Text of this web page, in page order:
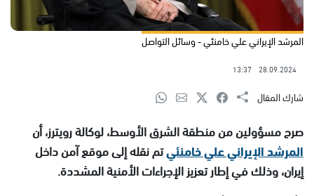
المرشد الإيراني علي خامنئي - وسائل التواصل
28.09.2024
13:37
شارك المقال
صرح مسؤولين من منطقة الشرق الأوسط، لوكالة رويترز، أن
المرشد الإيراني علي خامنئيتم نقله إلى موقع آمن داخل
إيران، وذلك في إطار تعزيز الإجراءات الأمنية المشددة.